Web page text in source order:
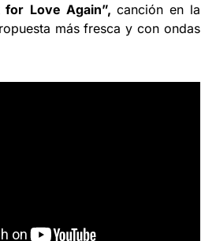
for Love Again”, canción en la
más fresca y con ondas